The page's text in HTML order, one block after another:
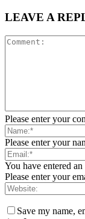
LEAVE A
Please enter your
Please enter your
You have entered
Please enter your
Save my name,